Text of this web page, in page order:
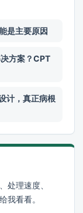
是主要原因
方案？CPT
计，真正病根
处理速度、
我看看。